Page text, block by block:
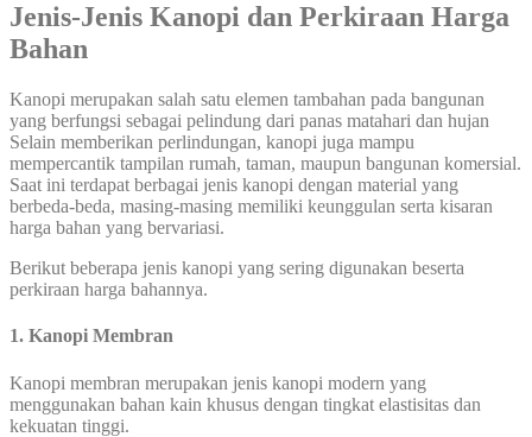
Jenis-Jenis Kanopi dan Perkiraan Harga
Bahan
Kanopi merupakan salah satu elemen tambahan pada bangunan
yang berfungsi sebagai pelindung dari panas matahari dan hujan
Selain memberikan perlindungan, kanopi juga mampu
mempercantik tampilan rumah, taman, maupun bangunan komersial.
Saat ini terdapat berbagai jenis kanopi dengan material yang
berbeda-beda, masing-masing memiliki keunggulan serta kisaran
harga bahan yang bervariasi.
Berikut beberapa jenis kanopi yang sering digunakan beserta
perkiraan harga bahannya.
1. Kanopi Membran
Kanopi membran merupakan jenis kanopi modern yang
menggunakan bahan kain khusus dengan tingkat elastisitas dan
kekuatan tinggi.